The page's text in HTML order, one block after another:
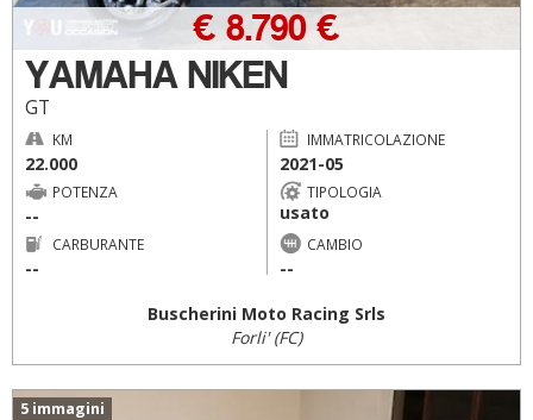
YAMAHA NIKEN
GT
€ 8.790 €
KM
22.000
IMMATRICOLAZIONE
2021-05
POTENZA
--
TIPOLOGIA
usato
CARBURANTE
--
CAMBIO
--
Buscherini Moto Racing Srls
Forli' (FC)
5 immagini